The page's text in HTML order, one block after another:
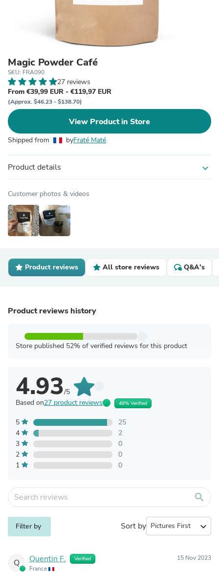
Magic Powder Café
SKU: FRA090
27 reviews
From €39,99 EUR - €119,97 EUR
(Approx. $46.23 - $138.70)
View Product in Store
Shipped from byFraté Maté
Product details expand_more
Customer photos & videos
Product reviews All store reviews Q&A's
Product reviews history
Store published 52% of verified reviews for this product
4.93/5
Based on27 product reviews 48% Verified
5
25
4
2
3
0
2
0
1
0
search
Filter by Sort by expand_more
Q Quentin F. Verified
France
15 Nov 2023